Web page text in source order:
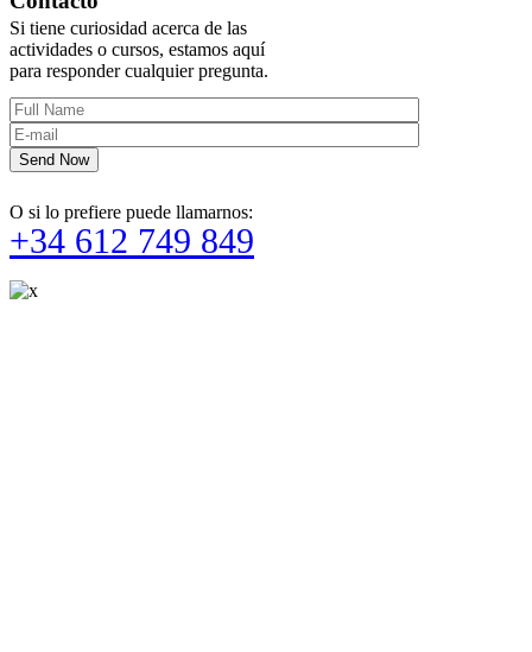
Si tiene curiosidad acerca de las
actividades o cursos, estamos aquí
para responder cualquier pregunta.
Send Now
O si lo prefiere puede llamarnos:
+34 612 749 849